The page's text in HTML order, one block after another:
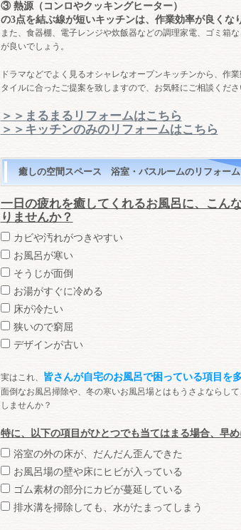
③ 熱源（コンロやクッキングヒーター）
の3点を結ぶ線が短いキッチンは、作業効率が良くな
また、食器棚、電子レンジや炊飯器などの調理家電、ゴミ箱
が良いでしょう。
ドラマなどでよく見るオシャレなオープンキッチンから、作
タイルに合ったご提案を致しますので、お気軽にご相談くださ
＞＞まるまるリフォームはこちら
＞＞キッチンのみのリフォームはこちら
癒しの空間スペース 浴室・バスルームのリフォーム
一日の疲れを癒してくれるお風呂に、こん
りませんか？
カビや汚れがつきやすい
お風呂が寒い
そうじが面倒
お湯がすぐに冷める
床が冷たい
狭いので窮屈
デザインが古い
実はこれ、 皆さんが自宅のお風呂で困っている項目を
面倒なお風呂掃除や、冬の寒いお風呂場とはもうさよならして
しませんか？
特に、以下の項目がひとつでも当てはまる場合、早
浴室の外の床が、だんだん歪んできた
お風呂場の壁や床にヒビが入っている
ゴム素材の部分にカビが蔓延している
排水溝を掃除しても、水がたまってしまう